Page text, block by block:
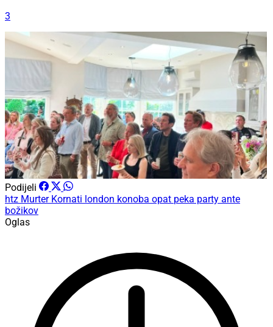
3
Podijeli
htz Murter Kornati london konoba opat peka party ante
božikov
Oglas